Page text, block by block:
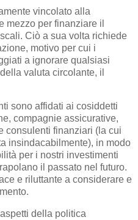
vincolato alla
mezzo per finanziare il
Ciò a sua volta richiede
motivo per cui i
a ignorare qualsiasi
valuta circolante, il
sono affidati ai cosiddetti
compagnie assicurative,
consulenti finanziari (la cui
insindacabilmente), in modo
per i nostri investimenti
il passato nel futuro.
e riluttante a considerare e
della politica